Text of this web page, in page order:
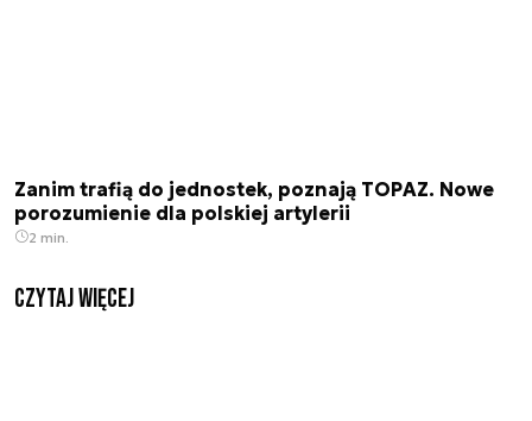
Zanim trafią do jednostek, poznają TOPAZ. Nowe
porozumienie dla polskiej artylerii
2 min.
czytaj więcej